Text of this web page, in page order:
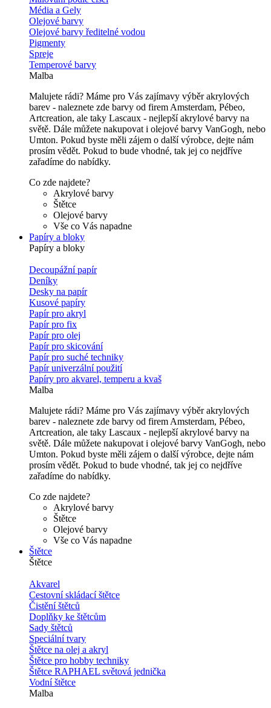
Média a Gely
Olejové barvy
Olejové barvy ředitelné vodou
Pigmenty
Spreje
Temperové barvy
Malba
Malujete rádi? Máme pro Vás zajímavy výběr akrylových
barev - naleznete zde barvy od firem Amsterdam, Pébeo,
Artcreation, ale taky Lascaux - nejlepší akrylové barvy na
světě. Dále můžete nakupovat i olejové barvy VanGogh, nebo
Umton. Pokud byste měli zájem o další výrobce, dejte nám
prosím vědět. Pokud to bude vhodné, tak jej co nejdříve
zařadíme do nabídky.
Co zde najdete?
Akrylové barvy
Štětce
Olejové barvy
Vše co Vás napadne
Papíry a bloky
Papíry a bloky
Decoupážní papír
Deníky
Desky na papír
Kusové papíry
Papír pro akryl
Papír pro fix
Papír pro olej
Papír pro skicování
Papír pro suché techniky
Papír univerzální použití
Papíry pro akvarel, temperu a kvaš
Malba
Malujete rádi? Máme pro Vás zajímavy výběr akrylových
barev - naleznete zde barvy od firem Amsterdam, Pébeo,
Artcreation, ale taky Lascaux - nejlepší akrylové barvy na
světě. Dále můžete nakupovat i olejové barvy VanGogh, nebo
Umton. Pokud byste měli zájem o další výrobce, dejte nám
prosím vědět. Pokud to bude vhodné, tak jej co nejdříve
zařadíme do nabídky.
Co zde najdete?
Akrylové barvy
Štětce
Olejové barvy
Vše co Vás napadne
Štětce
Štětce
Akvarel
Cestovní skládací štětce
Čistění štětců
Doplňky ke štětcům
Sady štětců
Speciální tvary
Štětce na olej a akryl
Štětce pro hobby techniky
Štětce RAPHAEL světová jednička
Vodní štětce
Malba